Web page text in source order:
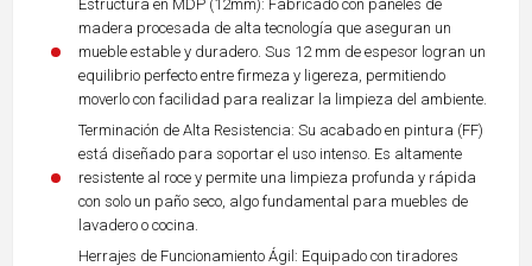
Estructura en MDP (12mm): Fabricado con paneles de
madera procesada de alta tecnología que aseguran un
mueble estable y duradero. Sus 12 mm de espesor logran un
equilibrio perfecto entre firmeza y ligereza, permitiendo
moverlo con facilidad para realizar la limpieza del ambiente.
Terminación de Alta Resistencia: Su acabado en pintura (FF)
está diseñado para soportar el uso intenso. Es altamente
resistente al roce y permite una limpieza profunda y rápida
con solo un paño seco, algo fundamental para muebles de
lavadero o cocina.
Herrajes de Funcionamiento Ágil: Equipado con tiradores